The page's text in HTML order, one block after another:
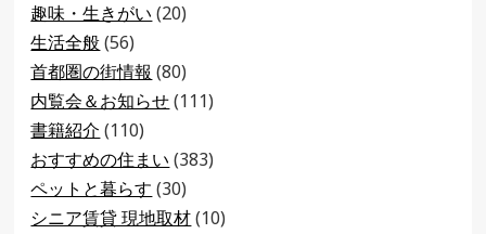
趣味・生きがい (20)
生活全般(56)
首都圏の街情報 (80)
内覧会＆お知らせ(111)
書籍紹介 (110)
おすすめの住まい (383)
ペットと暮らす (30)
シニア賃貸 現地取材(10)